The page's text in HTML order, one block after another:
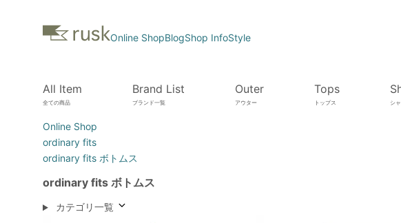
Online ShopBlogShop InfoStyle
All Item
全ての商品
Brand List
ブランド一覧
Outer
アウター
Tops
トップス シ
Online Shop
ordinary fits
ordinary fits ボトムス
ordinary fits ボトムス
カテゴリ一覧